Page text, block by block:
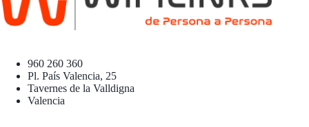
960 260 360
Pl. País Valencia, 25
Tavernes de la Valldigna
Valencia